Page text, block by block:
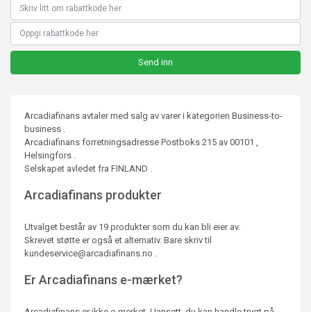
Arcadiafinans avtaler med salg av varer i kategorien Business-to-
business .
Arcadiafinans forretningsadresse Postboks 215 av 00101 ,
Helsingfors .
Selskapet avledet fra FINLAND .
Arcadiafinans produkter
Utvalget består av 19 produkter som du kan bli eier av.
Skrevet støtte er også et alternativ. Bare skriv til
kundeservice@arcadiafinans.no .
Er Arcadiafinans e-mærket?